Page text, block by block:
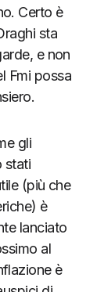
Certo è
sta
e non
Fmi possa
gli
stati
(più che
è
lanciato
al
è